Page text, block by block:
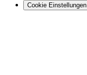
Cookie Einstellungen